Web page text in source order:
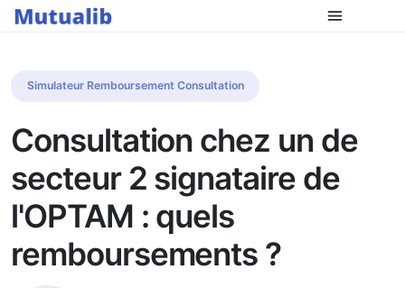
Simulateur Remboursement Consultation
Consultation chez un de
secteur 2 signataire de
l'OPTAM : quels
remboursements ?